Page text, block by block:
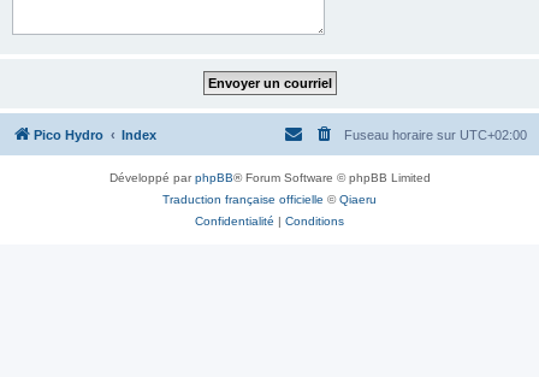
Pico Hydro Index Fuseau horaire sur UTC+02:00
Développé parphpBB® Forum Software © phpBB Limited
Traduction française officielle ©Qiaeru
Confidentialité | Conditions